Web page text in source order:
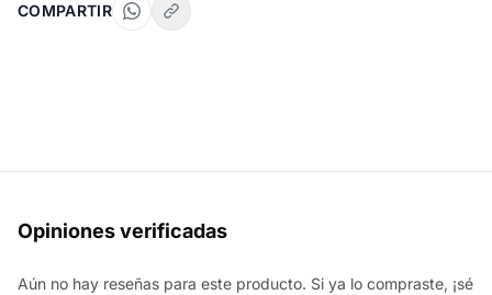
COMPARTIR
Opiniones verificadas
Aún no hay reseñas para este producto. Si ya lo compraste, ¡sé